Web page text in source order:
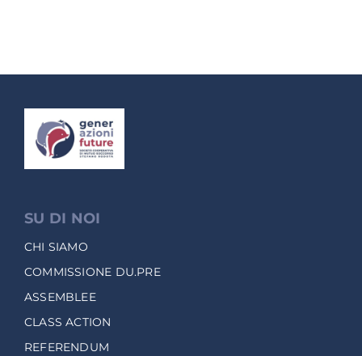
SU DI NOI
CHI SIAMO
COMMISSIONE DU.PRE
ASSEMBLEE
CLASS ACTION
REFERENDUM